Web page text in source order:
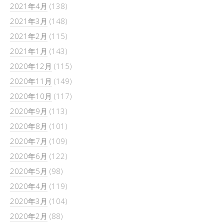
2021年4月 (138)
2021年3月 (148)
2021年2月 (115)
2021年1月 (143)
2020年12月 (115)
2020年11月 (149)
2020年10月 (117)
2020年9月 (113)
2020年8月 (101)
2020年7月 (109)
2020年6月 (122)
2020年5月 (98)
2020年4月 (119)
2020年3月 (104)
2020年2月 (88)